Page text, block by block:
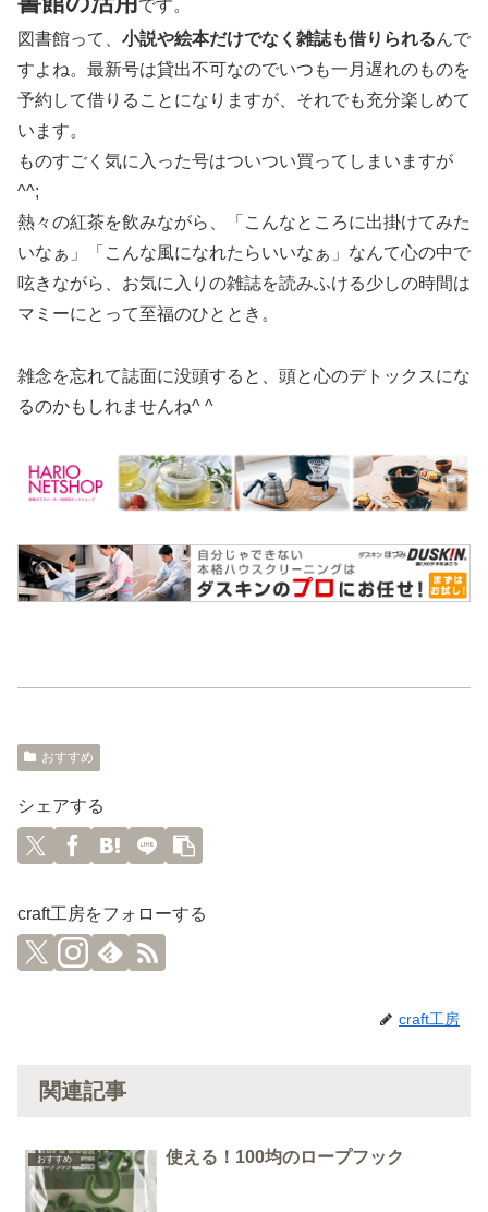
です。
図書館って、 小説や絵本だけでなく雑誌も借りられるんで
すよね。最新号は貸出不可なのでいつも一月遅れのものを
予約して借りることになりますが、それでも充分楽しめて
います。
ものすごく気に入った号はついつい買ってしまいますが
^^;
熱々の紅茶を飲みながら、「こんなところに出掛けてみた
いなぁ」「こんな風になれたらいいなぁ」なんて心の中で
呟きながら、お気に入りの雑誌を読みふける少しの時間は
マミーにとって至福のひととき。
雑念を忘れて誌面に没頭すると、頭と心のデトックスにな
るのかもしれませんね^ ^
おすすめ
シェアする
craft工房をフォローする
craft工房
関連記事
おすすめ 使える！100均のロープフック